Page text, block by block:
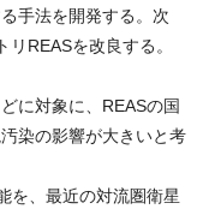
手法を開発する。次
REASを改良する。
に対象に、REASの国
染の影響が大きいと考
を、最近の対流圏衛星